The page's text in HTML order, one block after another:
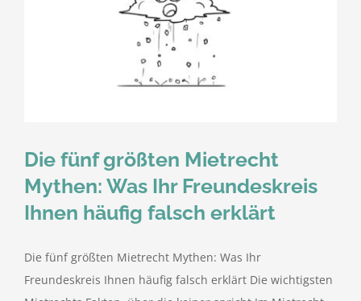
Die fünf größten Mietrecht
Mythen: Was Ihr Freundeskreis
Ihnen häufig falsch erklärt
Die fünf größten Mietrecht Mythen: Was Ihr
Freundeskreis Ihnen häufig falsch erklärt Die wichtigsten